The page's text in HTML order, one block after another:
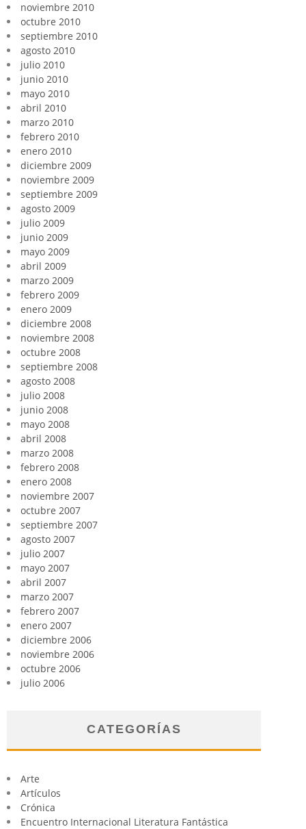
noviembre 2010
octubre 2010
septiembre 2010
agosto 2010
julio 2010
junio 2010
mayo 2010
abril 2010
marzo 2010
febrero 2010
enero 2010
diciembre 2009
noviembre 2009
septiembre 2009
agosto 2009
julio 2009
junio 2009
mayo 2009
abril 2009
marzo 2009
febrero 2009
enero 2009
diciembre 2008
noviembre 2008
octubre 2008
septiembre 2008
agosto 2008
julio 2008
junio 2008
mayo 2008
abril 2008
marzo 2008
febrero 2008
enero 2008
noviembre 2007
octubre 2007
septiembre 2007
agosto 2007
julio 2007
mayo 2007
abril 2007
marzo 2007
febrero 2007
enero 2007
diciembre 2006
noviembre 2006
octubre 2006
julio 2006
CATEGORÍAS
Arte
Artículos
Crónica
Encuentro Internacional Literatura Fantástica